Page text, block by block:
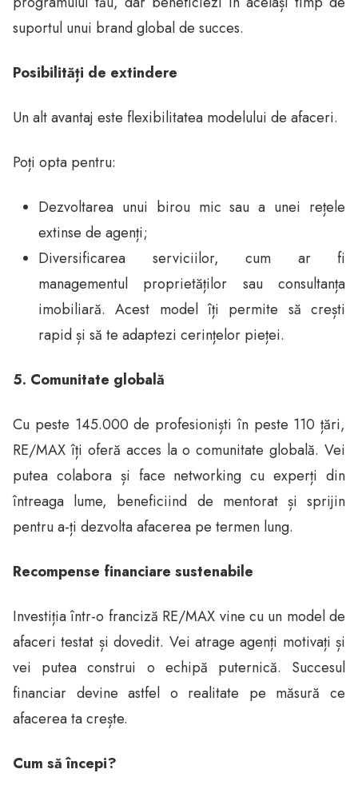
suportul unui brand global de succes.
Posibilități de extindere
Un alt avantaj este flexibilitatea modelului de afaceri.
Poți opta pentru:
Dezvoltarea unui birou mic sau a unei rețele
extinse de agenți;
Diversificarea serviciilor, cum ar fi
managementul proprietăților sau consultanța
imobiliară. Acest model îți permite să crești
rapid și să te adaptezi cerințelor pieței.
5. Comunitate globală
Cu peste 145.000 de profesioniști în peste 110 țări,
RE/MAX îți oferă acces la o comunitate globală. Vei
putea colabora și face networking cu experți din
întreaga lume, beneficiind de mentorat și sprijin
pentru a-ți dezvolta afacerea pe termen lung.
Recompense financiare sustenabile
Investiția într-o franciză RE/MAX vine cu un model de
afaceri testat și dovedit. Vei atrage agenți motivați și
vei putea construi o echipă puternică. Succesul
financiar devine astfel o realitate pe măsură ce
afacerea ta crește.
Cum să începi?